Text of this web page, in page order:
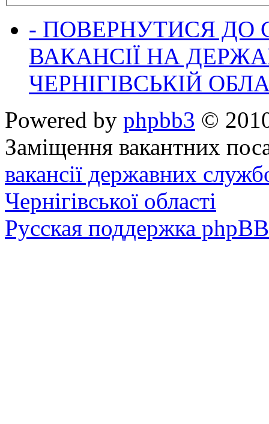
- ПОВЕРНУТИСЯ ДО
ВАКАНСІЇ НА
ЧЕРНІГІВСЬКІЙ
Powered by phpbb3 ©
Заміщення вакантних
вакансії державних
Чернігівської області
Русская поддержка phpBB